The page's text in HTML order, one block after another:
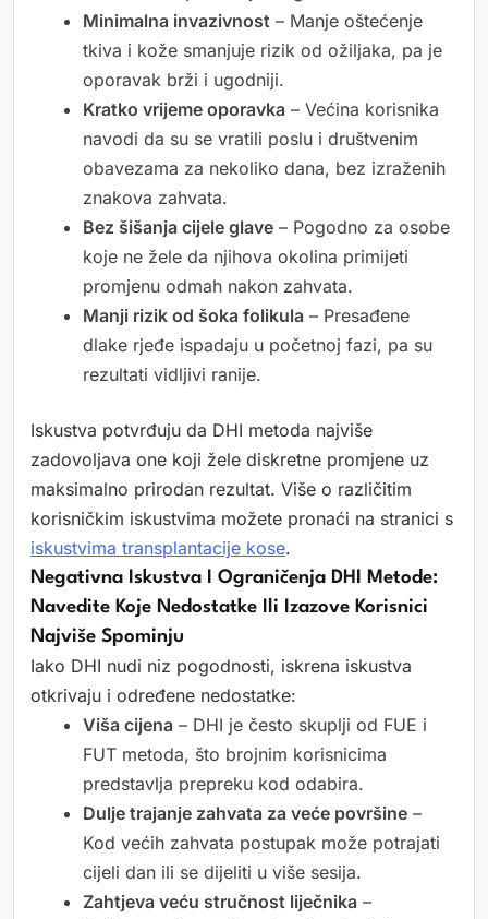
Minimalna invazivnost – Manje oštećenje
tkiva i kože smanjuje rizik od ožiljaka, pa je
oporavak brži i ugodniji.
Kratko vrijeme oporavka – Većina korisnika
navodi da su se vratili poslu i društvenim
obavezama za nekoliko dana, bez izraženih
znakova zahvata.
Bez šišanja cijele glave – Pogodno za osobe
koje ne žele da njihova okolina primijeti
promjenu odmah nakon zahvata.
Manji rizik od šoka folikula – Presađene
dlake rjeđe ispadaju u početnoj fazi, pa su
rezultati vidljivi ranije.
Iskustva potvrđuju da DHI metoda najviše
zadovoljava one koji žele diskretne promjene uz
maksimalno prirodan rezultat. Više o različitim
korisničkim iskustvima možete pronaći na stranici s
iskustvima transplantacije kose.
Negativna Iskustva I Ograničenja DHI Metode:
Navedite Koje Nedostatke Ili Izazove Korisnici
Najviše Spominju
Iako DHI nudi niz pogodnosti, iskrena iskustva
otkrivaju i određene nedostatke:
Viša cijena – DHI je često skuplji od FUE i
FUT metoda, što brojnim korisnicima
predstavlja prepreku kod odabira.
Dulje trajanje zahvata za veće površine –
Kod većih zahvata postupak može potrajati
cijeli dan ili se dijeliti u više sesija.
Zahtjeva veću stručnost liječnika –